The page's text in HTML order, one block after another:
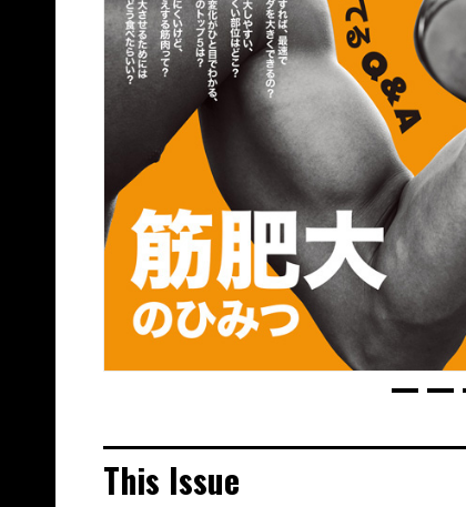
This Issue